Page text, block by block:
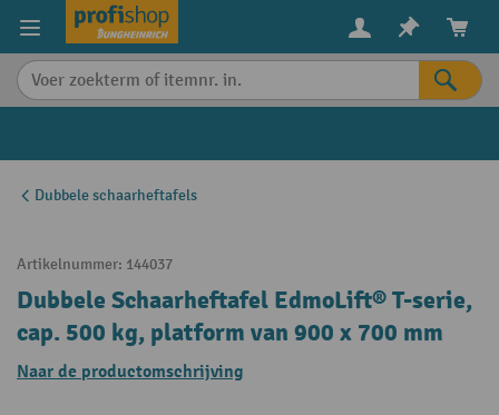
content
Dubbele schaarheftafels
Artikelnummer: 144037
Dubbele Schaarheftafel EdmoLift® T-serie,
cap. 500 kg, platform van 900 x 700 mm
Naar de productomschrijving